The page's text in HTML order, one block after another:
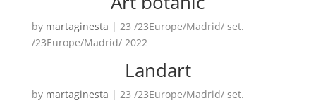
by martaginesta | 23 /23Europe/Madrid/ set.
/23Europe/Madrid/ 2022
Landart
by martaginesta | 23 /23Europe/Madrid/ set.
CASES DE COLÒNIES
ACCIÓ SOCIAL I JOVES